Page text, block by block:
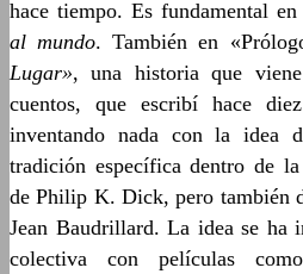
hace tiempo. Es fundamental en
al mundo. También en
Lugar», una historia que
cuentos, que escribí hace
inventando nada con la idea
tradición específica dentro de
de Philip K. Dick, pero también
Jean Baudrillard. La idea se ha
colectiva con películas